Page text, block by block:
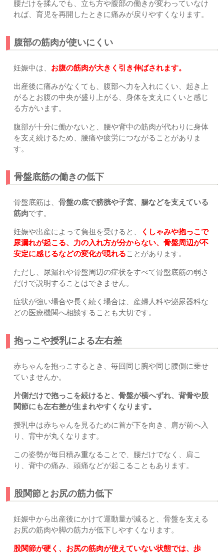
腰だけを揉んでも、立ち方や腹部の働きが変わっていなけ
れば、育児を再開したときに痛みが戻りやすくなります。
腹部の筋肉が使いにくい
妊娠中は、 お腹の筋肉が大きく引き伸ばされます。
出産後に痛みがなくても、腹部へ力を入れにくい、起き上
がるとお腹の中央が盛り上がる、身体を支えにくいと感じ
る方がいます。
腹部が十分に働かないと、腰や背中の筋肉が代わりに身体
を支え続けるため、腰痛や疲労につながることがありま
す。
骨盤底筋の働きの低下
骨盤底筋は、 骨盤の底で膀胱や子宮、腸などを支えている
筋肉です。
妊娠や出産によって負担を受けると、
くしゃみや抱っこで
尿漏れが起こる、力の入れ方が分からない、骨盤周辺が不
安定に感じるなどの変化が現れることがあります。
ただし、尿漏れや骨盤周辺の症状をすべて骨盤底筋の弱さ
だけで説明することはできません。
症状が強い場合や長く続く場合は、産婦人科や泌尿器科な
どの医療機関へ相談することも大切です。
抱っこや授乳による左右差
赤ちゃんを抱っこするとき、毎回同じ腕や同じ腰側に乗せ
ていませんか。
片側だけで抱っこを続けると、骨盤が横へずれ、背骨や股
関節にも左右差が生まれやすくなります。
授乳中は赤ちゃんを見るために首が下を向き、肩が前へ入
り、背中が丸くなります。
この姿勢が毎日積み重なることで、腰だけでなく、肩こ
り、背中の痛み、頭痛などが起こることもあります。
股関節とお尻の筋力低下
妊娠中から出産後にかけて運動量が減ると、骨盤を支える
お尻の筋肉や脚の筋力が低下しやすくなります。
股関節が硬く、お尻の筋肉が使えていない状態では、歩